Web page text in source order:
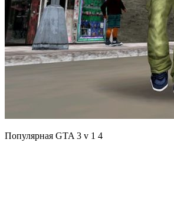
Популярная GTA 3 v 1 4